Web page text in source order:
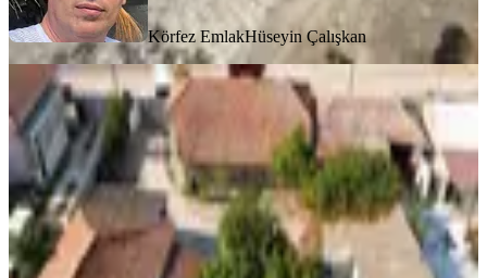
Körfez EmlakHüseyin Çalışkan
MANZARALI
Se&as Exclusıve: Manyas'da 1050 M2
Arazi İçinde Çiftlik Evi!
Balıkesir, Manyas
2+1·1070 m²· 26.11.2025
5.250.000 ₺5.450.000 ₺